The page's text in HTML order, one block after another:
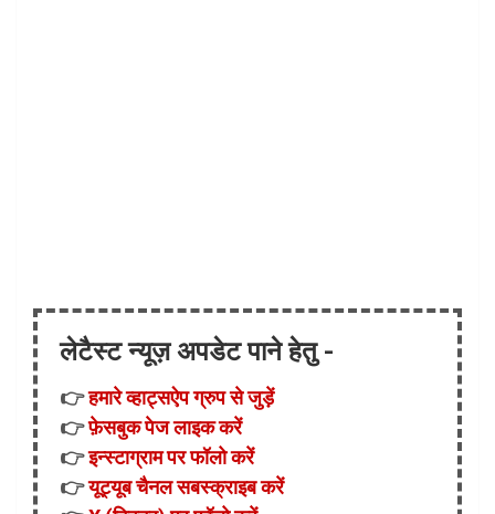
लेटैस्ट न्यूज़ अपडेट पाने हेतु -
👉हमारे व्हाट्सऐप ग्रुप से जुड़ें
👉फ़ेसबुक पेज लाइक करें
👉इन्स्टाग्राम पर फॉलो करें
👉यूट्यूब चैनल सबस्क्राइब करें